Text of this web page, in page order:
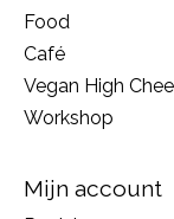
Food
Café
Vegan High
Workshop
Mijn account